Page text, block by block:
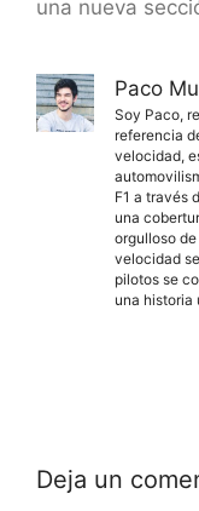
una nueva
Paco
Soy Paco,
referencia
velocidad,
F1 a través
una
orgulloso
velocidad
pilotos se
una historia
Deja un